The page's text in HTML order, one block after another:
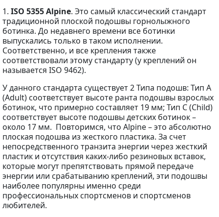
1. ISO 5355 Alpine. Это самый классический стандарт
традиционной плоской подошвы горнолыжного
ботинка. До недавнего времени все ботинки
выпускались только в таком исполнении.
Соответственно, и все крепления также
соответствовали этому стандарту (у креплений он
называется ISO 9462).
У данного стандарта существует 2 Типа подошв: Тип A
(Adult) соответствует высоте ранта подошвы взрослых
ботинок, что примерно составляет 19 мм; Тип С (Child)
соответствует высоте подошвы детских ботинок –
около 17 мм. Повторимся, что Alpine – это абсолютно
плоская подошва из жесткого пластика. За счет
непосредственного транзита энергии через жесткий
пластик и отсутствия каких-либо резиновых вставок,
которые могут препятствовать прямой передаче
энергии или срабатыванию креплений, эти подошвы
наиболее популярны именно среди
профессиональных спортсменов и спортсменов
любителей.